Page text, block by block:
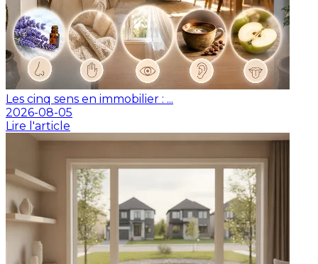
Les cinq sens en immobilier : ...
2026-08-05
Lire l'article